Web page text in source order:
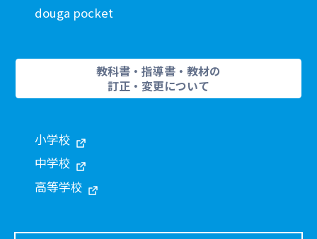
douga pocket
教科書・指導書・教材の
訂正・変更について
小学校
中学校
高等学校